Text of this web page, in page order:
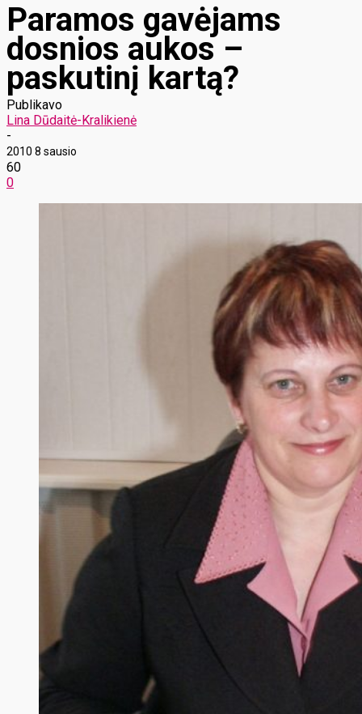
Paramos gavėjams
dosnios aukos –
paskutinį kartą?
Publikavo
Lina Dūdaitė-Kralikienė
-
2010 8 sausio
60
0